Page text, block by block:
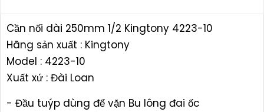
Cần nối dài 250mm 1/2 Kingtony 4223-10
Hãng sản xuất : Kingtony
Model : 4223-10
Xuất xứ : Đài Loan
- Đầu tuýp dùng để vặn Bu lông đai ốc